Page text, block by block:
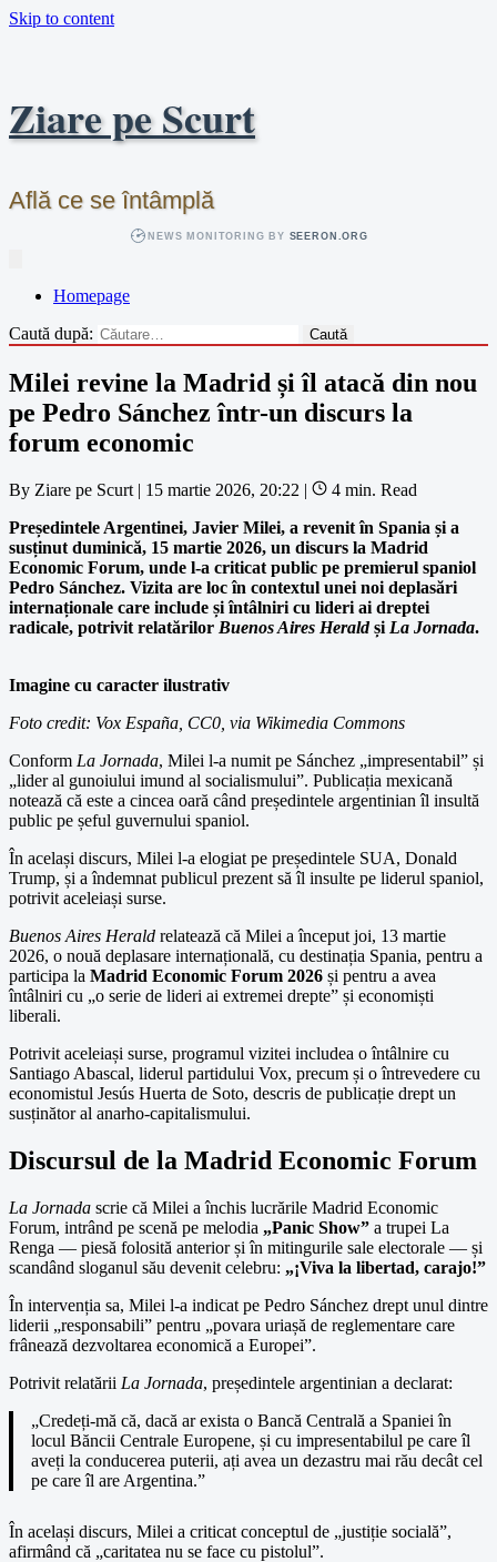
Skip to content
Ziare pe Scurt
Află ce se întâmplă
NEWS MONITORING BY SEERON.ORG
Homepage
Caută după:
Milei revine la Madrid și îl atacă din nou
pe Pedro Sánchez într-un discurs la
forum economic
By Ziare pe Scurt | 15 martie 2026, 20:22 |
4 min. Read
Președintele Argentinei, Javier Milei, a revenit în Spania și a
susținut duminică, 15 martie 2026, un discurs la Madrid
Economic Forum, unde l-a criticat public pe premierul spaniol
Pedro Sánchez. Vizita are loc în contextul unei noi deplasări
internaționale care include și întâlniri cu lideri ai dreptei
radicale, potrivit relatărilor Buenos Aires Heraldși La Jornada.
Imagine cu caracter ilustrativ
Foto credit: Vox España, CC0, via Wikimedia Commons
Conform La Jornada, Milei l-a numit pe Sánchez „impresentabil” și
„lider al gunoiului imund al socialismului”. Publicația mexicană
notează că este a cincea oară când președintele argentinian îl insultă
public pe șeful guvernului spaniol.
În același discurs, Milei l-a elogiat pe președintele SUA, Donald
Trump, și a îndemnat publicul prezent să îl insulte pe liderul spaniol,
potrivit aceleiași surse.
Buenos Aires Herald relatează că Milei a început joi, 13 martie
2026, o nouă deplasare internațională, cu destinația Spania, pentru a
participa la Madrid Economic Forum 2026 și pentru a avea
întâlniri cu „o serie de lideri ai extremei drepte” și economiști
liberali.
Potrivit aceleiași surse, programul vizitei includea o întâlnire cu
Santiago Abascal, liderul partidului Vox, precum și o întrevedere cu
economistul Jesús Huerta de Soto, descris de publicație drept un
susținător al anarho-capitalismului.
Discursul de la Madrid Economic Forum
La Jornada scrie că Milei a închis lucrările Madrid Economic
Forum, intrând pe scenă pe melodia „Panic Show” a trupei La
Renga — piesă folosită anterior și în mitingurile sale electorale — și
scandând sloganul său devenit celebru: „¡Viva la libertad, carajo!”
În intervenția sa, Milei l-a indicat pe Pedro Sánchez drept unul dintre
liderii „responsabili” pentru „povara uriașă de reglementare care
frânează dezvoltarea economică a Europei”.
Potrivit relatării La Jornada, președintele argentinian a declarat:
„Credeți-mă că, dacă ar exista o Bancă Centrală a Spaniei în
locul Băncii Centrale Europene, și cu impresentabilul pe care îl
aveți la conducerea puterii, ați avea un dezastru mai rău decât cel
pe care îl are Argentina.”
În același discurs, Milei a criticat conceptul de „justiție socială”,
afirmând că „caritatea nu se face cu pistolul”.